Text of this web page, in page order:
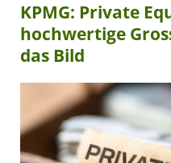
KPMG: Private
hochwertige
das Bild